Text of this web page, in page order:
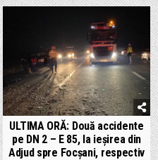
ULTIMA ORĂ: Două accidente
pe DN 2 – E 85, la ieșirea din
Adjud spre Focșani, respectiv